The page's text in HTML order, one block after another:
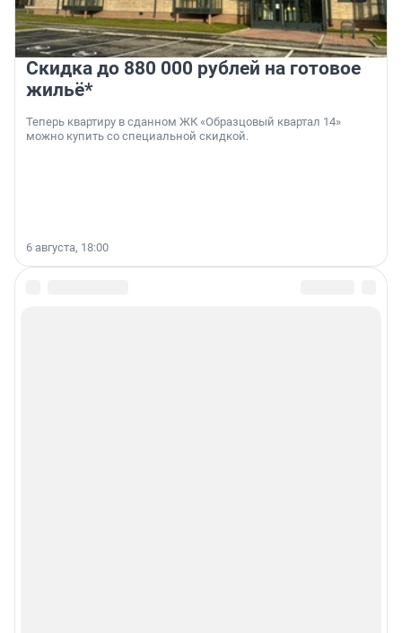
Скидка до 880 000 рублей на готовое
жильё*
Теперь квартиру в сданном ЖК «Образцовый квартал 14»
можно купить со специальной скидкой.
6 августа, 18:00